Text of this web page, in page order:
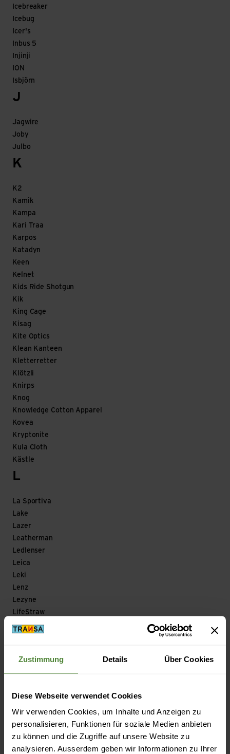
Zustimmung Details Über Cookies
Diese Webseite verwendet Cookies
Wir verwenden Cookies, um Inhalte und Anzeigen zu
personalisieren, Funktionen für soziale Medien anbieten
zu können und die Zugriffe auf unsere Website zu
analysieren. Ausserdem geben wir Informationen zu Ihrer
Icebreaker
Icebug
Icer's
Inbus 5
Injinji
ION
Isbjörn
J
Jagwire
Joby
Julbo
K
K2
Kamik
Kampa
Kari Traa
Karpos
Katadyn
Keen
Kelnet
Kids Ride Shotgun
Kik
King Cage
Kisag
Kite Optics
Klean Kanteen
Kletterretter
Klötzli
Knirps
Knog
Knowledge Cotton Apparel
Kovea
Kryptonite
Kula Cloth
Kästle
L
La Sportiva
Lake
Lazer
Leatherman
Ledlenser
Leica
Leki
Lenz
Lezyne
LifeStraw
Light my Fire
Loksak
Longfield Games
Looking for Wild
Lowa
Lowe Alpine
Lowepro
LuCycle